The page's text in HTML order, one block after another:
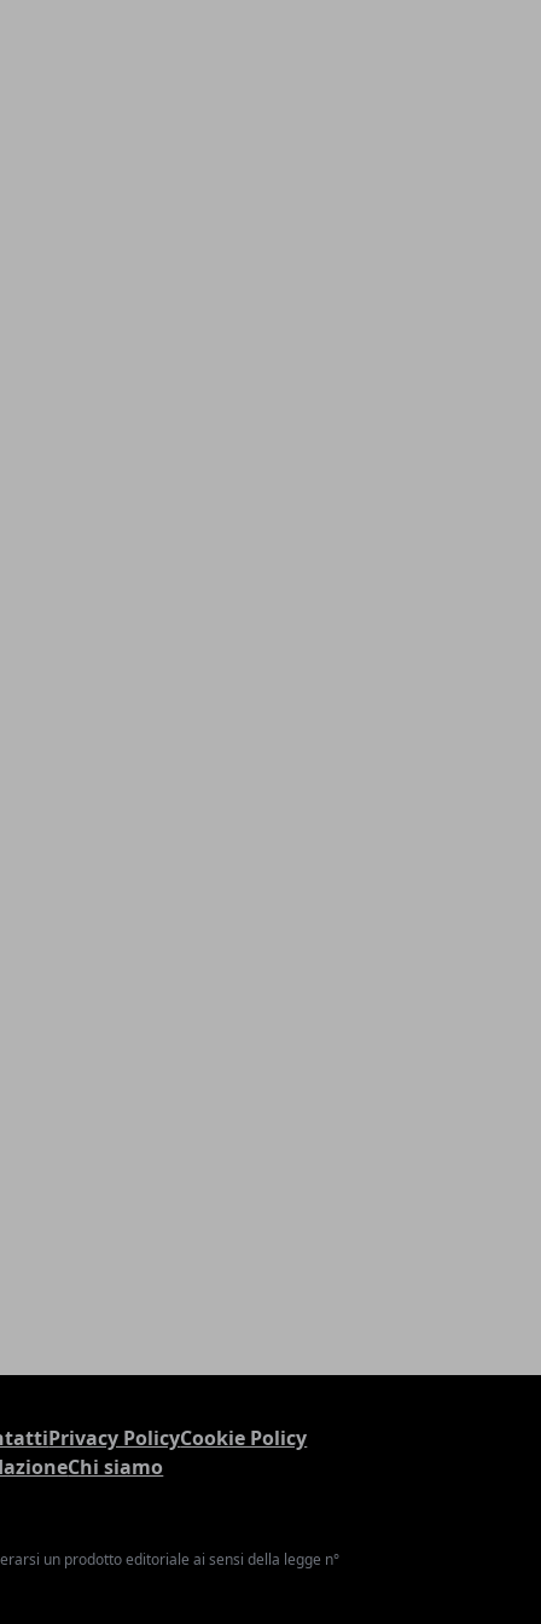
Privacy PolicyCookie Policy
Chi siamo
un prodotto editoriale ai sensi della legge n°